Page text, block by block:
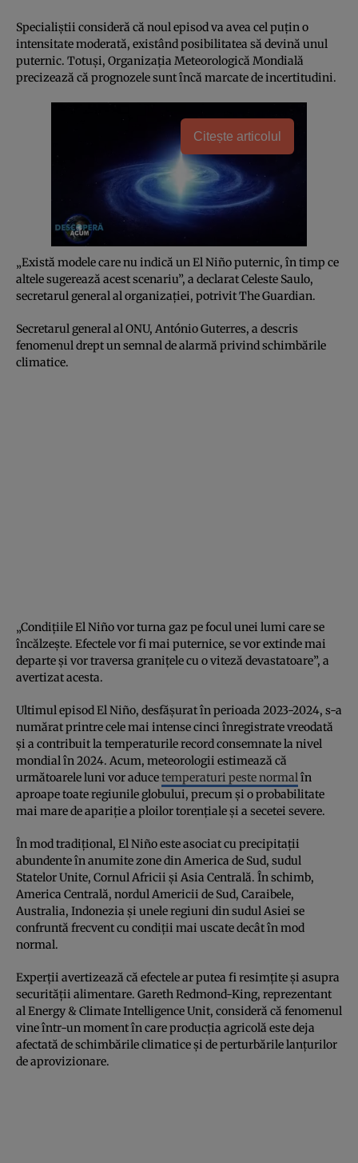
Specialiștii consideră că noul episod va avea cel puțin o
intensitate moderată, existând posibilitatea să devină unul
puternic. Totuși, Organizația Meteorologică Mondială
precizează că prognozele sunt încă marcate de incertitudini.
Citește articolul
„Există modele care nu indică un El Niño puternic, în timp ce
altele sugerează acest scenariu”, a declarat Celeste Saulo,
secretarul general al organizației, potrivit The Guardian.
Secretarul general al ONU, António Guterres, a descris
fenomenul drept un semnal de alarmă privind schimbările
climatice.
„Condițiile El Niño vor turna gaz pe focul unei lumi care se
încălzește. Efectele vor fi mai puternice, se vor extinde mai
departe și vor traversa granițele cu o viteză devastatoare”, a
avertizat acesta.
Ultimul episod El Niño, desfășurat în perioada 2023-2024, s-a
numărat printre cele mai intense cinci înregistrate vreodată
și a contribuit la temperaturile record consemnate la nivel
mondial în 2024. Acum, meteorologii estimează că
următoarele luni vor aducetemperaturi peste normalîn
aproape toate regiunile globului, precum și o probabilitate
mai mare de apariție a ploilor torențiale și a secetei severe.
În mod tradițional, El Niño este asociat cu precipitații
abundente în anumite zone din America de Sud, sudul
Statelor Unite, Cornul Africii și Asia Centrală. În schimb,
America Centrală, nordul Americii de Sud, Caraibele,
Australia, Indonezia și unele regiuni din sudul Asiei se
confruntă frecvent cu condiții mai uscate decât în mod
normal.
Experții avertizează că efectele ar putea fi resimțite și asupra
securității alimentare. Gareth Redmond-King, reprezentant
al Energy & Climate Intelligence Unit, consideră că fenomenul
vine într-un moment în care producția agricolă este deja
afectată de schimbările climatice și de perturbările lanțurilor
de aprovizionare.